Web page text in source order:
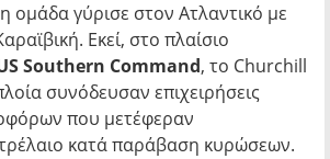
ομάδα γύρισε στον Ατλαντικό με
Εκεί, στο πλαίσιο
Southern Command, το Churchill
συνόδευσαν επιχειρήσεις
που μετέφεραν
κατά παράβαση κυρώσεων.